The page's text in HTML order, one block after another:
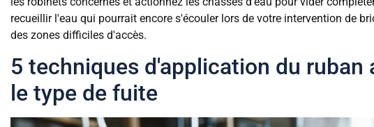
recueillir l'eau qui pourrait encore s'écouler lors de votre intervention de
des zones difficiles d'accès.
5 techniques d'application du ruban
le type de fuite